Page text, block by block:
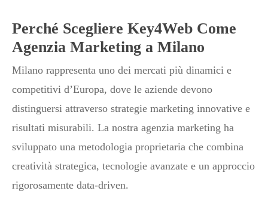
Perché Scegliere Key4Web Come
Agenzia Marketing a Milano
Milano rappresenta uno dei mercati più dinamici e
competitivi d’Europa, dove le aziende devono
distinguersi attraverso strategie marketing innovative e
risultati misurabili. La nostra agenzia marketing ha
sviluppato una metodologia proprietaria che combina
creatività strategica, tecnologie avanzate e un approccio
rigorosamente data-driven.